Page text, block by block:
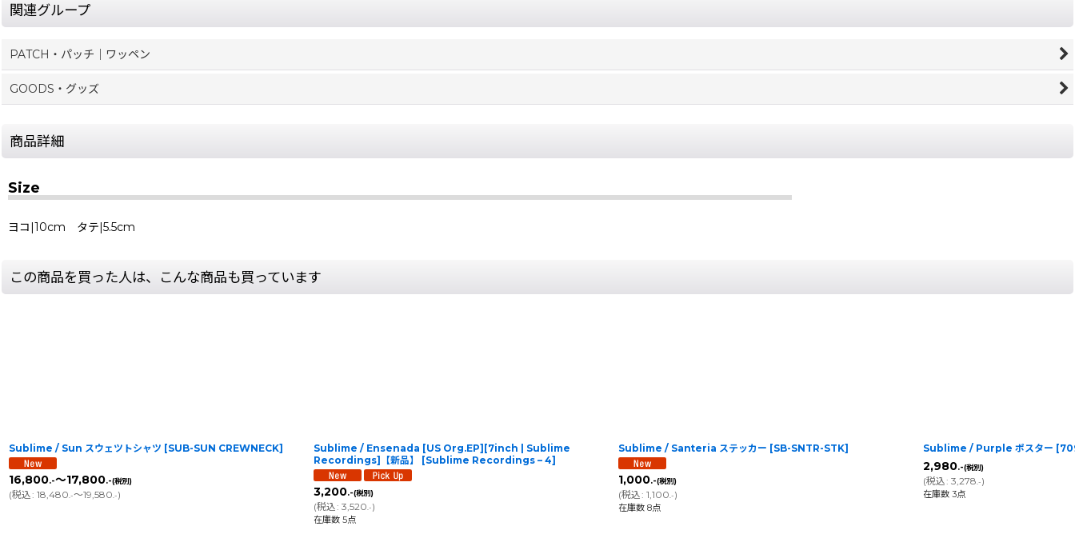
関連グループ
PATCH・パッチ｜ワッペン
GOODS・グッズ
商品詳細
Size
ヨコ|10cm タテ|5.5cm
この商品を買った人は、こんな商品も買っています
Sublime / Sun スウェツトシャツ [SUB-SUN CREWNECK]
16,800.-～17,800.-(税別)
(税込: 18,480 .-～19,580 .-)
Sublime / Ensenada [US Org.EP][7inch | Sublime
Recordings]【新品】
[Sublime Recordings – 4]
3,200.-(税別)
(税込: 3,520.-)
在庫数 5点
Sublime / Santeria ステッカー [SB-SNTR-STK]
1,000.-(税別)
(税込: 1,100.-)
在庫数 8点
Sublime / Purple ポスター [
2,980.-(税別)
(税込: 3,278 .-)
在庫数 3点